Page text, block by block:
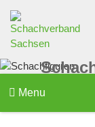
Menu